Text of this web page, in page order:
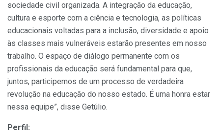
sociedade civil organizada. A integração da educação,
cultura e esporte com a ciência e tecnologia, as políticas
educacionais voltadas para a inclusão, diversidade e apoio
às classes mais vulneráveis estarão presentes em nosso
trabalho. O espaço de diálogo permanente com os
profissionais da educação será fundamental para que,
juntos, participemos de um processo de verdadeira
revolução na educação do nosso estado. É uma honra estar
nessa equipe”, disse Getúlio.
Perfil: